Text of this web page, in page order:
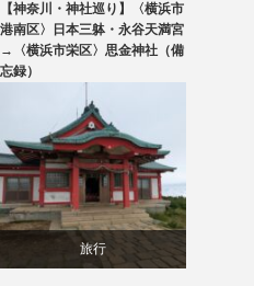
【神奈川・神社巡り】〈横浜市
港南区〉日本三躰・永谷天満宮
→〈横浜市栄区〉思金神社（備
忘録）
旅行